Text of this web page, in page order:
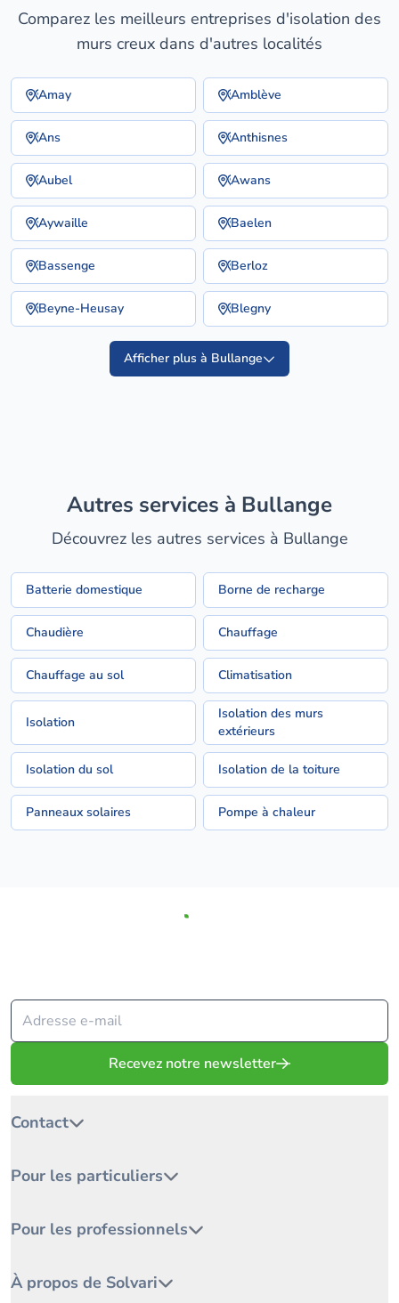
Comparez les meilleurs entreprises d'isolation des
murs creux dans d'autres localités
Amay Amblève
Ans Anthisnes
Aubel Awans
Aywaille Baelen
Bassenge Berloz
Beyne-Heusay Blegny
Afficher plus à Bullange
Autres services à Bullange
Découvrez les autres services à Bullange
Batterie domestique Borne de recharge
Chaudière Chauffage
Chauffage au sol Climatisation
Isolation
Isolation des murs
extérieurs
Isolation du sol Isolation de la toiture
Panneaux solaires Pompe à chaleur
Recevez notre newsletter
Contact
Pour les particuliers
Pour les professionnels
À propos de Solvari